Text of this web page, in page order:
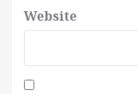
Website